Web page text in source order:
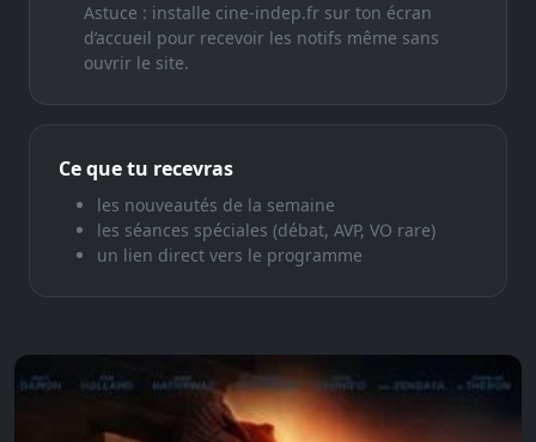
Astuce : installe cine-indep.fr sur ton écran
d’accueil pour recevoir les notifs même sans
ouvrir le site.
Ce que tu recevras
les nouveautés de la semaine
les séances spéciales (débat, AVP, VO rare)
un lien direct vers le programme